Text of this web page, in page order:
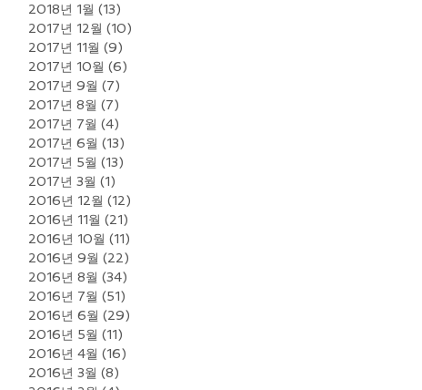
2018년 1월 (13)
2017년 12월 (10)
2017년 11월 (9)
2017년 10월 (6)
2017년 9월 (7)
2017년 8월 (7)
2017년 7월 (4)
2017년 6월 (13)
2017년 5월 (13)
2017년 3월 (1)
2016년 12월 (12)
2016년 11월 (21)
2016년 10월 (11)
2016년 9월 (22)
2016년 8월 (34)
2016년 7월 (51)
2016년 6월 (29)
2016년 5월 (11)
2016년 4월 (16)
2016년 3월 (8)